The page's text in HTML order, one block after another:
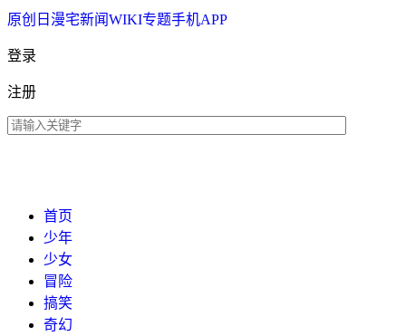
原创 日漫宅新闻WIKI专题手机APP
登录
注册
首页
少年
少女
冒险
搞笑
奇幻